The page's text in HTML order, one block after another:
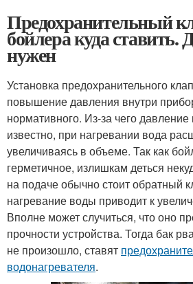
Предохранительный
бойлера куда ставить.
нужен
Установка предохранительного
повышение давления внутри
нормативного. Из-за чего
известно, при нагревании вода
увеличиваясь в объеме. Так как
герметичное, излишкам деться
на подаче обычно стоит обратный
нагревание воды приводит к
Вполне может случиться, что оно
прочности устройства. Тогда бак
не произошло, ставят
водонагревателя.